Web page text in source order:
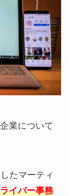
業について
たマーティ
ライバー事務